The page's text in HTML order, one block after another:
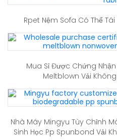
Rpet Nệm Sofa Có Thể
Mua Sỉ Được Chứng
Meltblown Vải
Nhà Máy Mingyu Tùy Chỉnh
Sinh Học Pp Spunbond Vải